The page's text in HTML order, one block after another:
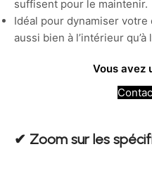
suffisent pour le maintenir.
Idéal pour dynamiser
aussi bien à l’intérieur qu’à
Vous avez
✔︎ Zoom sur les